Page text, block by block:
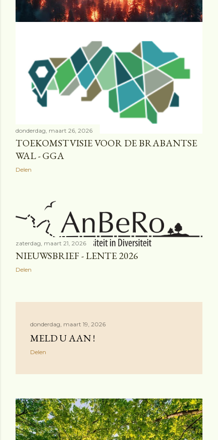
BOSBRANDEN : VOORBEREID ZIJN IS
GEEN LUXE MEER
donderdag, maart 26, 2026
TOEKOMSTVISIE VOOR DE BRABANTSE
WAL - GGA
Delen
zaterdag, maart 21, 2026
NIEUWSBRIEF - LENTE 2026
Delen
donderdag, maart 19, 2026
MELD U AAN !
Delen